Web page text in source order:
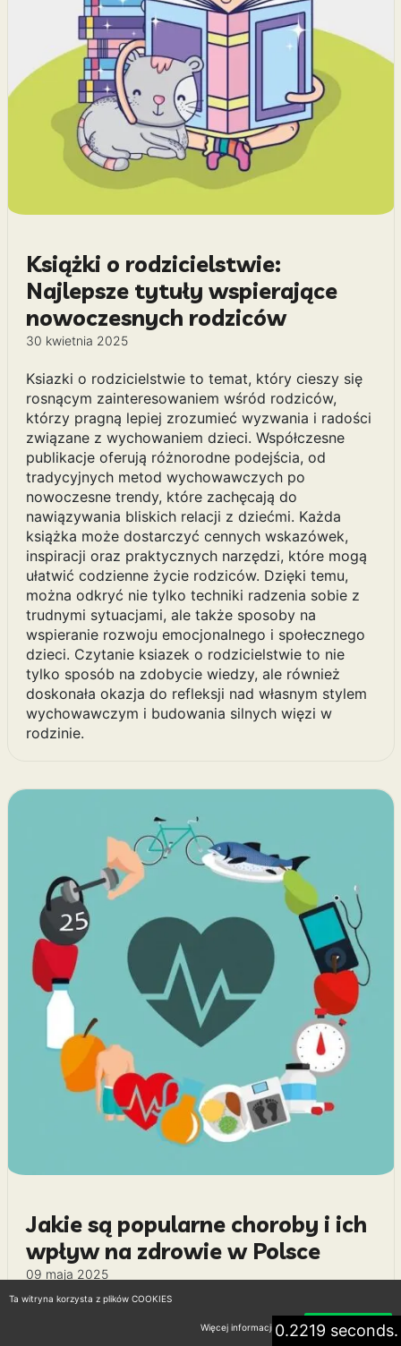
Książki o rodzicielstwie:
Najlepsze tytuły wspierające
nowoczesnych rodziców
30 kwietnia 2025
Ksiazki o rodzicielstwie to temat, który cieszy się
rosnącym zainteresowaniem wśród rodziców,
którzy pragną lepiej zrozumieć wyzwania i radości
związane z wychowaniem dzieci. Współczesne
publikacje oferują różnorodne podejścia, od
tradycyjnych metod wychowawczych po
nowoczesne trendy, które zachęcają do
nawiązywania bliskich relacji z dziećmi. Każda
książka może dostarczyć cennych wskazówek,
inspiracji oraz praktycznych narzędzi, które mogą
ułatwić codzienne życie rodziców. Dzięki temu,
można odkryć nie tylko techniki radzenia sobie z
trudnymi sytuacjami, ale także sposoby na
wspieranie rozwoju emocjonalnego i społecznego
dzieci. Czytanie ksiazek o rodzicielstwie to nie
tylko sposób na zdobycie wiedzy, ale również
doskonała okazja do refleksji nad własnym stylem
wychowawczym i budowania silnych więzi w
rodzinie.
Jakie są popularne choroby i ich
wpływ na zdrowie w Polsce
09 maja 2025
W dzisiejszych czasach coraz więcej osób zwraca
uwagę na swoje zdrowie i samopoczucie, co0.2219 seconds.
Ta witryna korzysta z plików COOKIES
Więcej informacji Akceptuję